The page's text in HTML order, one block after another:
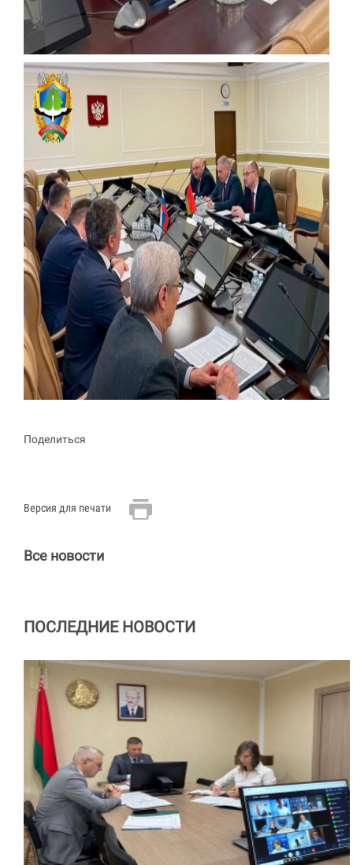
Поделиться
Версия для печати
Все новости
ПОСЛЕДНИЕ НОВОСТИ